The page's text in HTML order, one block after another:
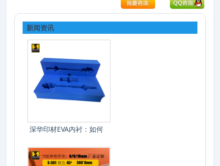
新闻资讯
深华印材EVA内衬：如何